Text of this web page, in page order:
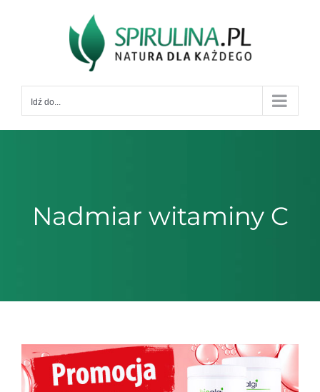
Idź do...
Nadmiar witaminy C